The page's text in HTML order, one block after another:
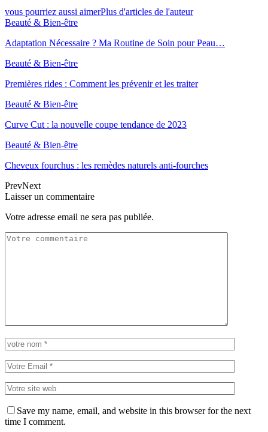
vous pourriez aussi aimerPlus d'articles de l'auteur
Beauté & Bien-être
Adaptation Nécessaire ? Ma Routine de Soin pour Peau…
Beauté & Bien-être
Premières rides : Comment les prévenir et les traiter
Beauté & Bien-être
Curve Cut : la nouvelle coupe tendance de 2023
Beauté & Bien-être
Cheveux fourchus : les remèdes naturels anti-fourches
PrevNext
Laisser un commentaire
Votre adresse email ne sera pas publiée.
Save my name, email, and website in this browser for the next
time I comment.